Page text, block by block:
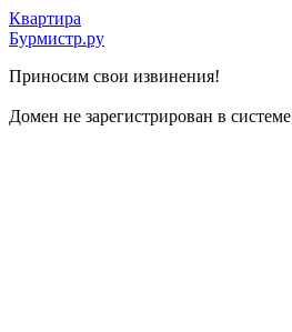
Квартира
Бурмистр.ру
Приносим свои извинения!
Домен не зарегистрирован в системе